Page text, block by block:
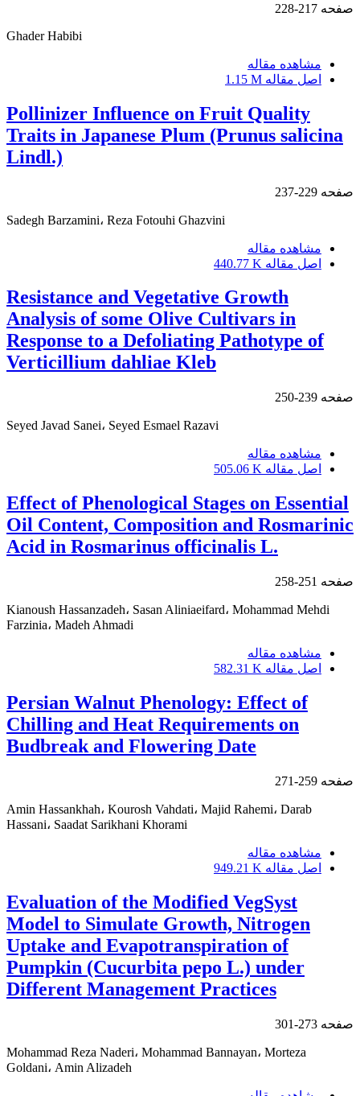
صفحه 217-228
Ghader Habibi
مشاهده مقاله
اصل مقاله 1.15 M
Pollinizer Influence on Fruit Quality
Traits in Japanese Plum (Prunus salicina
Lindl.)
صفحه 229-237
Sadegh Barzamini، Reza Fotouhi Ghazvini
مشاهده مقاله
اصل مقاله 440.77 K
Resistance and Vegetative Growth
Analysis of some Olive Cultivars in
Response to a Defoliating Pathotype of
Verticillium dahliae Kleb
صفحه 239-250
Seyed Javad Sanei، Seyed Esmael Razavi
مشاهده مقاله
اصل مقاله 505.06 K
Effect of Phenological Stages on Essential
Oil Content, Composition and Rosmarinic
Acid in Rosmarinus officinalis L.
صفحه 251-258
Kianoush Hassanzadeh، Sasan Aliniaeifard، Mohammad Mehdi
Farzinia، Madeh Ahmadi
مشاهده مقاله
اصل مقاله 582.31 K
Persian Walnut Phenology: Effect of
Chilling and Heat Requirements on
Budbreak and Flowering Date
صفحه 259-271
Amin Hassankhah، Kourosh Vahdati، Majid Rahemi، Darab
Hassani، Saadat Sarikhani Khorami
مشاهده مقاله
اصل مقاله 949.21 K
Evaluation of the Modified VegSyst
Model to Simulate Growth, Nitrogen
Uptake and Evapotranspiration of
Pumpkin (Cucurbita pepo L.) under
Different Management Practices
صفحه 273-301
Mohammad Reza Naderi، Mohammad Bannayan، Morteza
Goldani، Amin Alizadeh